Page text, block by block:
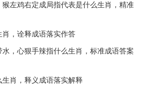
左鸡右定成局指代表是什么生肖，精准
，诠释成语落实作答
，心狠手辣指什么生肖，标准成语答案
肖，释义成语落实解释